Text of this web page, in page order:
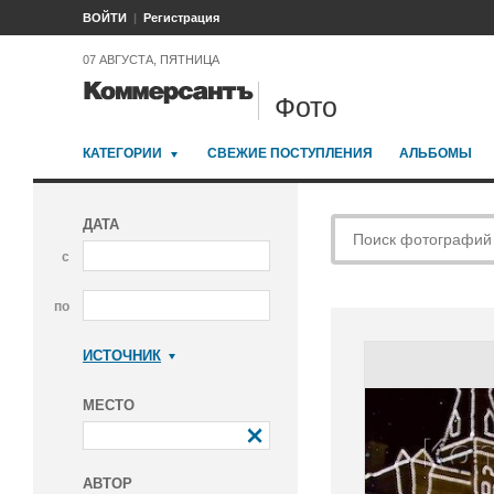
ВОЙТИ Регистрация
07 АВГУСТА, ПЯТНИЦА
Фото
КАТЕГОРИИ СВЕЖИЕ ПОСТУПЛЕНИЯ АЛЬБОМЫ
ДАТА
с
по
ИСТОЧНИК
МЕСТО
АВТОР